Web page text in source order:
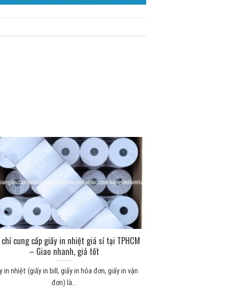
cung cấp giấy in nhiệt giá sỉ tại TPHCM
– Giao nhanh, giá tốt
in nhiệt (giấy in bill, giấy in hóa đơn, giấy in vận
đơn) là...